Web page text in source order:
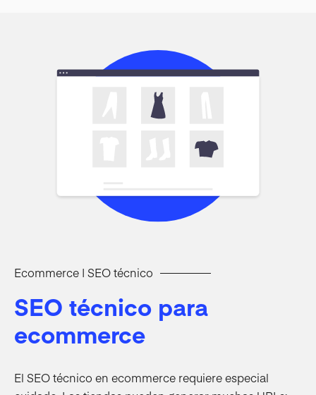
Ecommerce | SEO técnico
SEO técnico para
ecommerce
El SEO técnico en ecommerce requiere especial